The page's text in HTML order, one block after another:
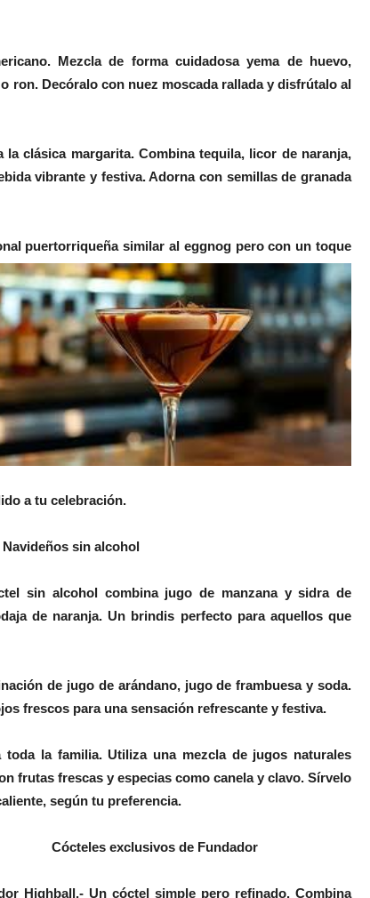
Mezcla de forma cuidadosa yema de huevo,
ron. Decóralo con nuez moscada rallada y disfrútalo al
la clásica margarita. Combina tequila, licor de naranja,
vibrante y festiva. Adorna con semillas de granada
puertorriqueña similar al eggnog pero con un toque
a tu celebración.
sin alcohol
sin alcohol combina jugo de manzana y sidra de
de naranja. Un brindis perfecto para aquellos que
de jugo de arándano, jugo de frambuesa y soda.
frescos para una sensación refrescante y festiva.
toda la familia. Utiliza una mezcla de jugos naturales
frutas frescas y especias como canela y clavo. Sírvelo
según tu preferencia.
Cócteles exclusivos de Fundador
Highball.- Un cóctel simple pero refinado. Combina